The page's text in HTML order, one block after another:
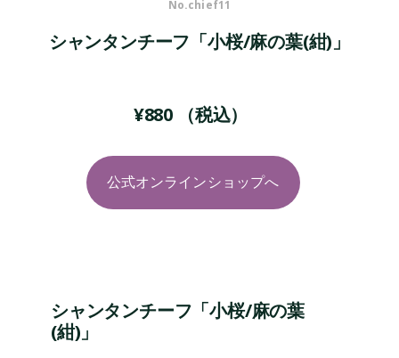
No.chief11
シャンタンチーフ「小桜/麻の葉(紺)」
¥880 （税込）
公式オンラインショップへ
シャンタンチーフ「小桜/麻の葉
(紺)」